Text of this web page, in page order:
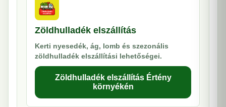
Zöldhulladék elszállítás
Kerti nyesedék, ág, lomb és szezonális
zöldhulladék elszállítási lehetőségei.
Zöldhulladék elszállítás Értény
környékén